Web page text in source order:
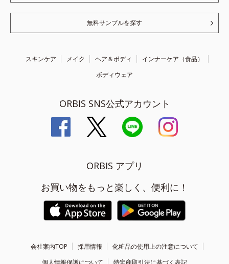
無料サンプルを探す
スキンケア メイク ヘア＆ボディ
インナーケア（食品）
ボディウェア
ORBIS SNS公式アカウント
ORBIS アプリ
お買い物をもっと楽しく、便利に！
会社案内TOP 採用情報
化粧品の使用上の注意について
個人情報保護について
特定商取引法に基づく表記